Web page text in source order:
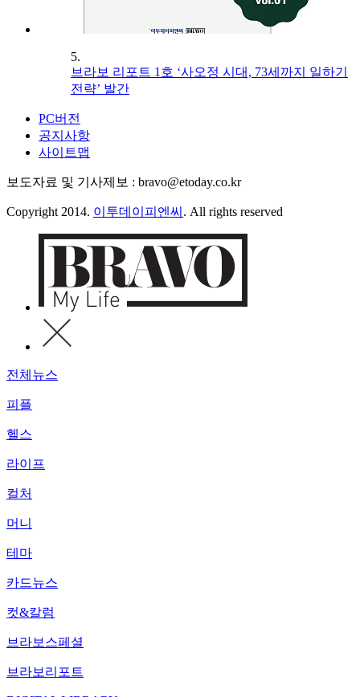
5.
브라보 리포트 1호 ‘사오정 시대, 73세까지 일하기
전략’ 발간
PC버전
공지사항
사이트맵
보도자료 및 기사제보 : bravo@etoday.co.kr
Copyright 2014. 이투데이피엔씨 . All rights reserved
전체뉴스
피플
헬스
라이프
컬처
머니
테마
카드뉴스
컷&칼럼
브라보스페셜
브라보리포트